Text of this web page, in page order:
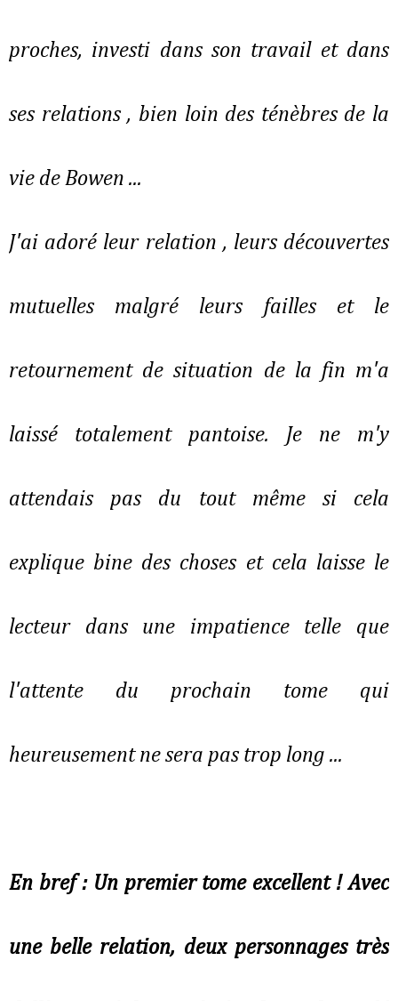
proches, investi dans son travail et dans
ses relations , bien loin des ténèbres de la
vie de Bowen ...
J'ai adoré leur relation , leurs découvertes
mutuelles malgré leurs failles et le
retournement de situation de la fin m'a
laissé totalement pantoise. Je ne m'y
attendais pas du tout même si cela
explique bine des choses et cela laisse le
lecteur dans une impatience telle que
l'attente du prochain tome qui
heureusement ne sera pas trop long ...
En bref : Un premier tome excellent ! Avec
une belle relation, deux personnages très